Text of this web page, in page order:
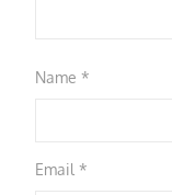
Name*
Email*